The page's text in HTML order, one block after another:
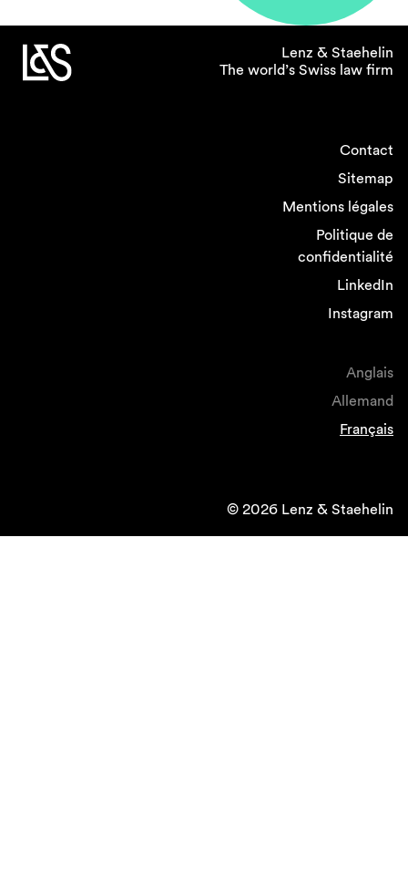
Lenz & Staehelin
The world’s Swiss law firm
Contact
Sitemap
Mentions légales
Politique de
confidentialité
LinkedIn
Instagram
Anglais
Allemand
Français
© 2026 Lenz & Staehelin